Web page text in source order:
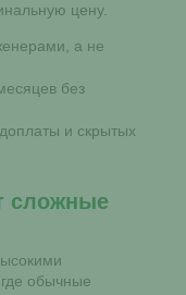
цену.
а не
без
и скрытых
сложные
обычные